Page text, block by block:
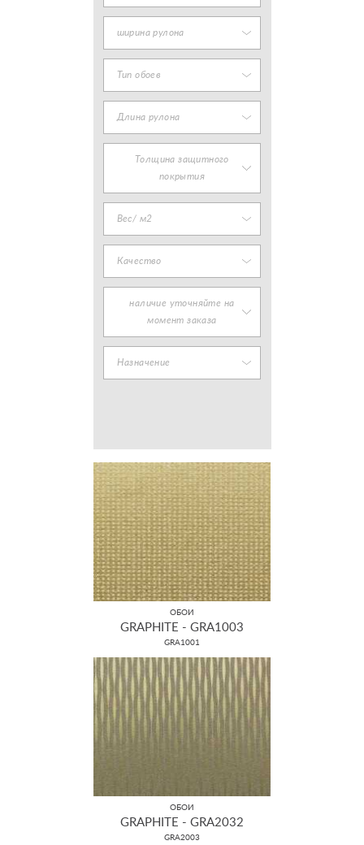
ширина рулона
Тип обоев
Длина рулона
Толщина защитного
покрытия
Вес/ м2
Качество
наличие уточняйте на
момент заказа
Назначение
ОБОИ
GRAPHITE - GRA1003
GRA1001
ОБОИ
GRAPHITE - GRA2032
GRA2003